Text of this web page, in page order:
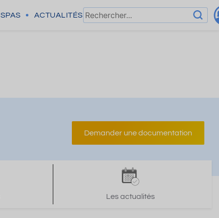
SPAS ACTUALITÉS
Demander une documentation
Les actualités